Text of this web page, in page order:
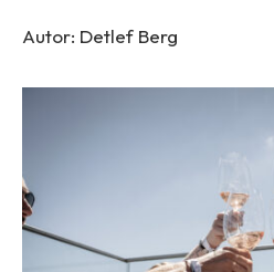
Autor: Detlef Berg